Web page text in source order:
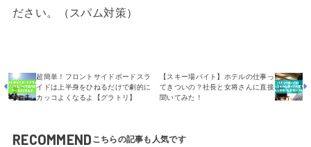
ださい。（スパム対策）
超簡単！フロントサイドボードスラ
イドは上半身をひねるだけで劇的に
カッコよくなるよ【グラトリ】
【スキー場バイト】ホテルの仕事っ
てきついの？社長と女将さんに直接
聞いてみた！
RECOMMEND